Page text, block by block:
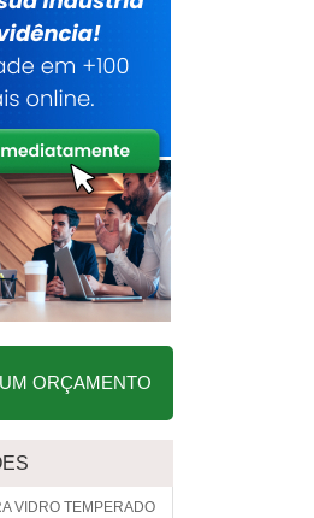
ORÇAMENTO
VIDRO TEMPERADO